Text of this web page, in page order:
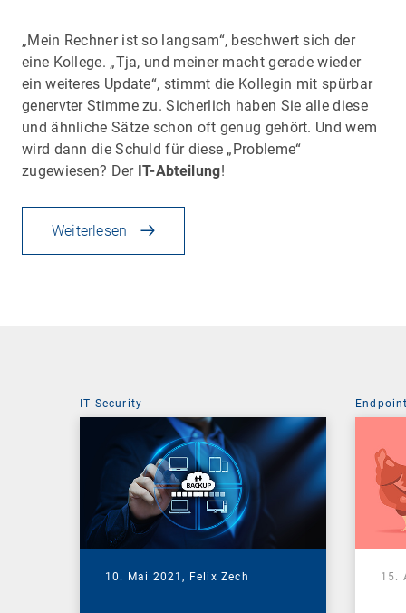
„Mein Rechner ist so langsam“, beschwert sich der
eine Kollege. „Tja, und meiner macht gerade wieder
ein weiteres Update“, stimmt die Kollegin mit spürbar
genervter Stimme zu. Sicherlich haben Sie alle diese
und ähnliche Sätze schon oft genug gehört. Und wem
wird dann die Schuld für diese „Probleme“
zugewiesen? Der IT-Abteilung!
Weiterlesen
IT Security
10. Mai 2021, Felix Zech 15.